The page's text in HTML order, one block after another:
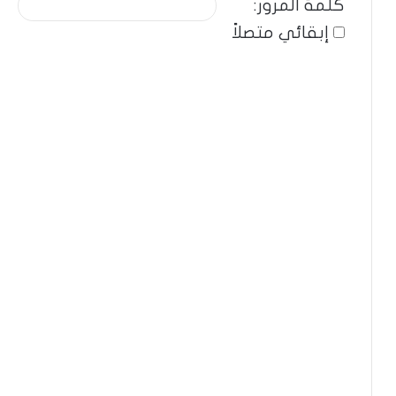
كلمة المرور:
إبقائي متصلاً